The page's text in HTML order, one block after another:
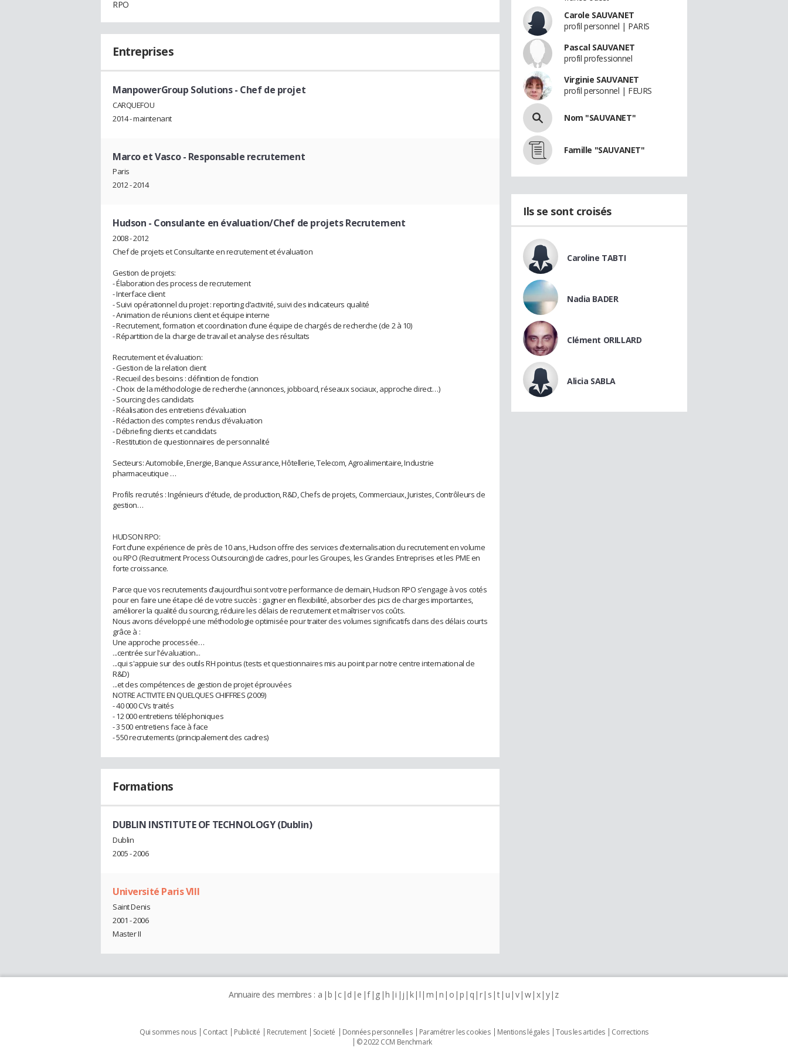
RPO
Entreprises
ManpowerGroup Solutions- Chef de projet
CARQUEFOU
2014 - maintenant
Marco et Vasco- Responsable recrutement
Paris
2012 - 2014
Hudson - Consulante en évaluation/Chef de projets Recrutement
2008 - 2012
Chef de projets et Consultante en recrutement et évaluation
Gestion de projets:
- Élaboration des process de recrutement
- Interface client
- Suivi opérationnel du projet : reporting d’activité, suivi des indicateurs qualité
- Animation de réunions client et équipe interne
- Recrutement, formation et coordination d’une équipe de chargés de recherche (de 2 à 10)
- Répartition de la charge de travail et analyse des résultats
Recrutement et évaluation:
- Gestion de la relation client
- Recueil des besoins : définition de fonction
- Choix de la méthodologie de recherche (annonces, jobboard, réseaux sociaux, approche direct…)
- Sourcing des candidats
- Réalisation des entretiens d’évaluation
- Rédaction des comptes rendus d’évaluation
- Débriefing clients et candidats
- Restitution de questionnaires de personnalité
Secteurs: Automobile, Energie, Banque Assurance, Hôtellerie, Telecom, Agroalimentaire, Industrie
pharmaceutique …
Profils recrutés : Ingénieurs d’étude, de production, R&D, Chefs de projets, Commerciaux, Juristes, Contrôleurs de
gestion…
HUDSON RPO:
Fort d’une expérience de près de 10 ans, Hudson offre des services d’externalisation du recrutement en volume
ou RPO (Recruitment Process Outsourcing) de cadres, pour les Groupes, les Grandes Entreprises et les PME en
forte croissance.
Parce que vos recrutements d’aujourd’hui sont votre performance de demain, Hudson RPO s’engage à vos cotés
pour en faire une étape clé de votre succès : gagner en flexibilité, absorber des pics de charges importantes,
améliorer la qualité du sourcing, réduire les délais de recrutement et maîtriser vos coûts.
Nous avons développé une méthodologie optimisée pour traiter des volumes significatifs dans des délais courts
grâce à :
Une approche processée…
...centrée sur l'évaluation...
...qui s'appuie sur des outils RH pointus (tests et questionnaires mis au point par notre centre international de
R&D)
...et des compétences de gestion de projet éprouvées
NOTRE ACTIVITE EN QUELQUES CHIFFRES (2009)
- 40 000 CVs traités
- 12 000 entretiens téléphoniques
- 3 500 entretiens face à face
- 550 recrutements (principalement des cadres)
Formations
DUBLIN INSTITUTE OF TECHNOLOGY (Dublin)
Dublin
2005 - 2006
Université Paris VIII
Saint Denis
2001 - 2006
Master II
Carole SAUVANET
profil personnel | PARIS
Pascal SAUVANET
profil professionnel
Virginie SAUVANET
profil personnel | FEURS
Nom "SAUVANET"
Famille "SAUVANET"
Ils se sont croisés
Caroline TABTI
Nadia BADER
Clément ORILLARD
Alicia SABLA
Annuaire des membres : a b c d e f g h i j k l m n o p q r s t u v w x y z
Qui sommes nous Contact Publicité Recrutement Societé Données personnelles Paramétrer les cookies Mentions légales Tous les articles
Corrections
© 2022 CCM Benchmark